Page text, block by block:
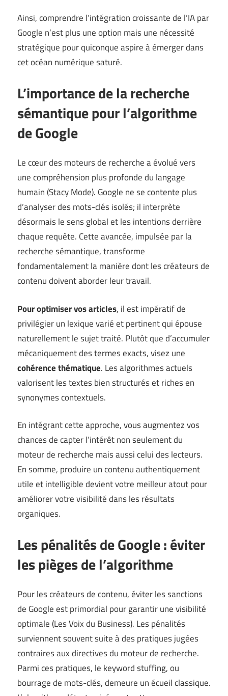
Ainsi, comprendre l’intégration croissante de l’IA par
Google n’est plus une option mais une nécessité
stratégique pour quiconque aspire à émerger dans
cet océan numérique saturé.
L’importance de la recherche
sémantique pour l’algorithme
de Google
Le cœur des moteurs de recherche a évolué vers
une compréhension plus profonde du langage
humain (Stacy Mode). Google ne se contente plus
d’analyser des mots-clés isolés; il interprète
désormais le sens global et les intentions derrière
chaque requête. Cette avancée, impulsée par la
recherche sémantique, transforme
fondamentalement la manière dont les créateurs de
contenu doivent aborder leur travail.
Pour optimiser vos articles, il est impératif de
privilégier un lexique varié et pertinent qui épouse
naturellement le sujet traité. Plutôt que d’accumuler
mécaniquement des termes exacts, visez une
cohérence thématique. Les algorithmes actuels
valorisent les textes bien structurés et riches en
synonymes contextuels.
En intégrant cette approche, vous augmentez vos
chances de capter l’intérêt non seulement du
moteur de recherche mais aussi celui des lecteurs.
En somme, produire un contenu authentiquement
utile et intelligible devient votre meilleur atout pour
améliorer votre visibilité dans les résultats
organiques.
Les pénalités de Google : éviter
les pièges de l’algorithme
Pour les créateurs de contenu, éviter les sanctions
de Google est primordial pour garantir une visibilité
optimale (Les Voix du Business). Les pénalités
surviennent souvent suite à des pratiques jugées
contraires aux directives du moteur de recherche.
Parmi ces pratiques, le keyword stuffing, ou
bourrage de mots-clés, demeure un écueil classique.